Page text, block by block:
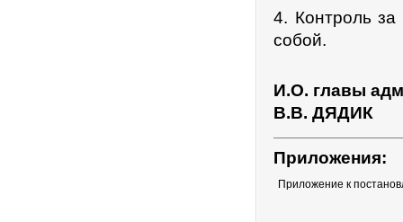
4. Контроль за
собой.
И.О. главы
В.В. ДЯДИК
Приложения:
Приложение к